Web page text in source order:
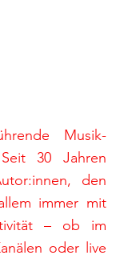
Musik-
30 Jahren
den
immer mit
– ob im
oder live